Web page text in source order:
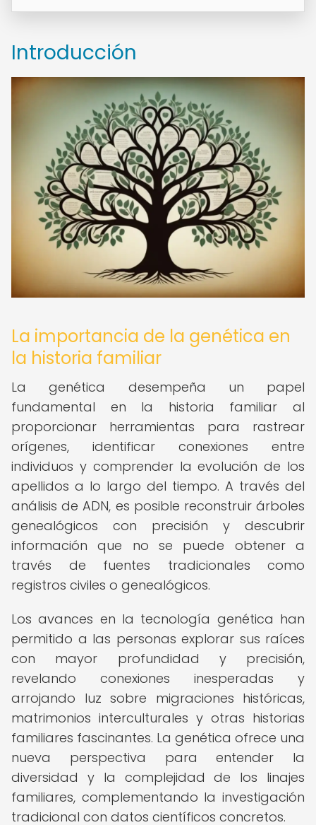
Introducción
La importancia de la genética en
la historia familiar
La genética desempeña un papel
fundamental en la historia familiar al
proporcionar herramientas para rastrear
orígenes, identificar conexiones entre
individuos y comprender la evolución de los
apellidos a lo largo del tiempo. A través del
análisis de ADN, es posible reconstruir árboles
genealógicos con precisión y descubrir
información que no se puede obtener a
través de fuentes tradicionales como
registros civiles o genealógicos.
Los avances en la tecnología genética han
permitido a las personas explorar sus raíces
con mayor profundidad y precisión,
revelando conexiones inesperadas y
arrojando luz sobre migraciones históricas,
matrimonios interculturales y otras historias
familiares fascinantes. La genética ofrece una
nueva perspectiva para entender la
diversidad y la complejidad de los linajes
familiares, complementando la investigación
tradicional con datos científicos concretos.